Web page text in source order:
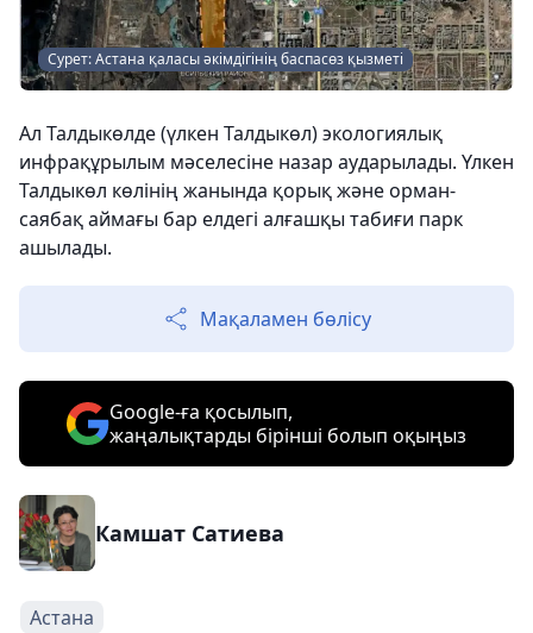
Сурет: Астана қаласы әкімдігінің баспасөз қызметі
Ал Талдыкөлде (үлкен Талдыкөл) экологиялық
инфрақұрылым мәселесіне назар аударылады. Үлкен
Талдыкөл көлінің жанында қорық және орман-
саябақ аймағы бар елдегі алғашқы табиғи парк
ашылады.
Мақаламен бөлісу
Google-ға қосылып,
жаңалықтарды бірінші болып оқыңыз
Камшат Сатиева
Астана